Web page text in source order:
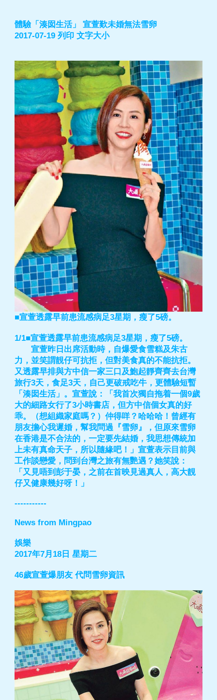
體驗「湊囡生活」 宣萱歎未婚無法雪卵
2017-07-19 列印 文字大小
■宣萱透露早前患流感病足3星期，瘦了5磅。
1/1■宣萱透露早前患流感病足3星期，瘦了5磅。
宣萱昨日出席活動時，自爆愛食雪糕及朱古
力，並笑謂靚仔可抗拒，但對美食真的不能抗拒。
又透露早排與方中信一家三口及鮑起靜齊齊去台灣
旅行3天，食足3天，自己更破戒吃牛，更體驗短暫
「湊囡生活」。宣萱說：「我首次獨自拖着一個9歲
大的細路女行了3小時書店，但方中信個女真的好
乖。（想組織家庭嗎？）仲得咩？哈哈哈！曾經有
朋友擔心我遲婚，幫我問過『雪卵』，但原來雪卵
在香港是不合法的，一定要先結婚，我思想傳統加
上未有真命天子，所以隨緣吧！」宣萱表示目前與
工作談戀愛，問到台灣之旅有無艷遇？她笑說：
「又見唔到彭于晏，之前在首映見過真人，高大靚
仔又健康幾好呀！」
-----------
News from Mingpao
娛樂
2017年7月18日 星期二
46歲宣萱爆朋友 代問雪卵資訊